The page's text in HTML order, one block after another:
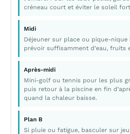
créneau court et éviter le soleil
Midi
Déjeuner sur place ou pique-nique
prévoir suffisamment d’eau, fruits
Après-midi
Mini-golf ou tennis pour les plus
puis retour à la piscine en fin
quand la chaleur baisse.
Plan B
Si pluie ou fatigue, basculer sur